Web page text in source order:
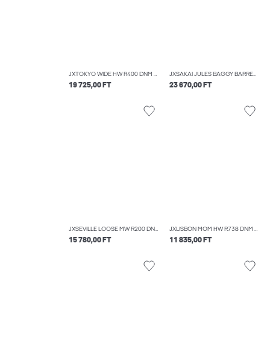
JXTOKYO WIDE HW R400 DNM NOOS
19 725,00 FT
JXSAKAI JULES BAGGY BARREL MW R550 DNM
23 670,00 FT
JXSEVILLE LOOSE MW R200 DNM NOOS
15 780,00 FT
JXLISBON MOM HW R738 DNM NOOS
11 835,00 FT